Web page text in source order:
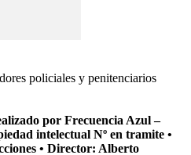
policiales y penitenciarios
por Frecuencia Azul –
intelectual Nº en tramite •
• Director: Alberto